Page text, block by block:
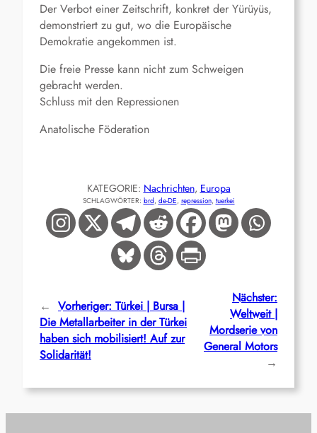
Der Verbot einer Zeitschrift, konkret der Yürüyüs,
demonstriert zu gut, wo die Europäische
Demokratie angekommen ist.
Die freie Presse kann nicht zum Schweigen
gebracht werden.
Schluss mit den Repressionen
Anatolische Föderation
KATEGORIE: Nachrichten, Europa
SCHLAGWÖRTER: brd, de-DE, repression, tuerkei
← Vorheriger: Türkei | Bursa |
Die Metallarbeiter in der Türkei
haben sich mobilisiert! Auf zur
Solidarität!
Nächster:
Weltweit |
Mordserie von
General Motors
→